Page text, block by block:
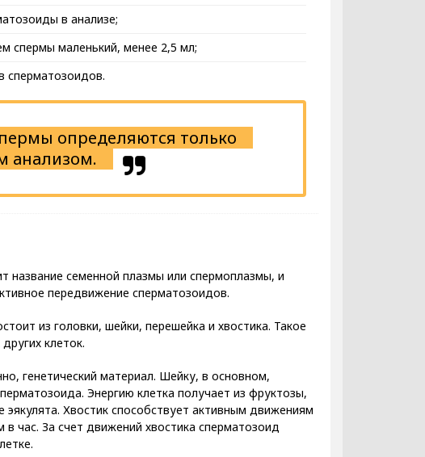
в анализе;
спермы маленький, менее 2,5 мл;
сперматозоидов.
определяются только
анализом.
название семенной плазмы или спермоплазмы, и
передвижение сперматозоидов.
из головки, шейки, перешейка и хвостика. Такое
клеток.
генетический материал. Шейку, в основном,
Энергию клетка получает из фруктозы,
Хвостик способствует активным движениям
час. За счет движений хвостика сперматозоид